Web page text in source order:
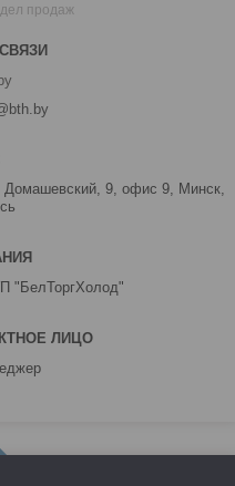
продаж
Домашевский, 9, офис 9, Минск,
"БелТоргХолод"